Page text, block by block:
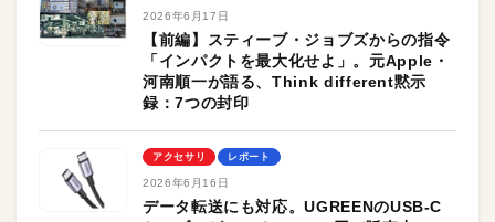
2026年6月17日
【前編】スティーブ・ジョブズからの指令
「インパクトを最大化せよ」。元Apple・
河南順一が語る、Think different黙示
録：7つの封印
アクセサリ レポート
2026年6月16日
データ転送にも対応。UGREENのUSB-C